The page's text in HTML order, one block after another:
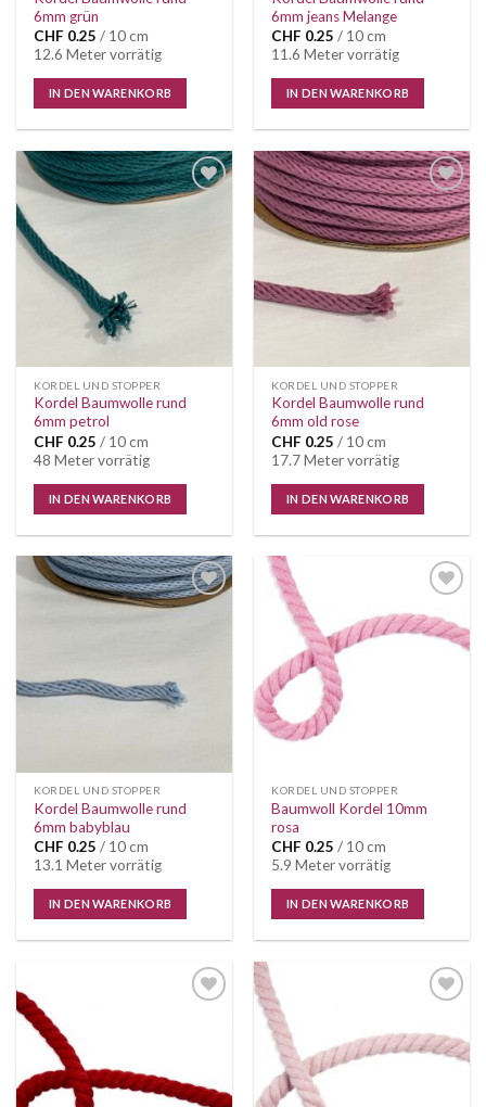
6mm grün
CHF 0.25 / 10 cm
12.6 Meter vorrätig
IN DEN WARENKORB
6mm jeans Melange
CHF 0.25 / 10 cm
11.6 Meter vorrätig
IN DEN WARENKORB
Auf die
KORDEL UND STOPPER
Kordel Baumwolle rund
6mm petrol
CHF 0.25 / 10 cm
48 Meter vorrätig
IN DEN WARENKORB
Auf die
Wunschliste
KORDEL UND STOPPER
Kordel Baumwolle rund
6mm old rose
CHF 0.25 / 10 cm
17.7 Meter vorrätig
IN DEN WARENKORB
Auf die
KORDEL UND STOPPER
Kordel Baumwolle rund
6mm babyblau
CHF 0.25 / 10 cm
13.1 Meter vorrätig
IN DEN WARENKORB
Auf die
Wunschliste
KORDEL UND STOPPER
Baumwoll Kordel 10mm
rosa
CHF 0.25 / 10 cm
5.9 Meter vorrätig
IN DEN WARENKORB
Wunschliste